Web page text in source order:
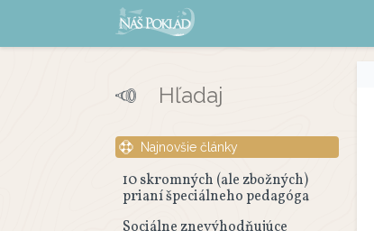
Najnovšie články
10 skromných (ale zbožných)
prianí špeciálneho pedagóga